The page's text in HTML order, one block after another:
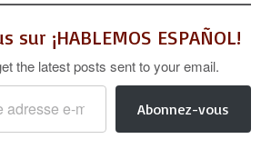
sur ¡HABLEMOS ESPAÑOL!
the latest posts sent to your email.
Abonnez-vous